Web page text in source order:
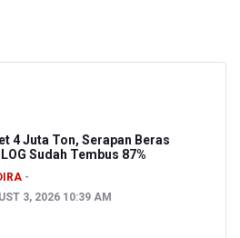
4 Juta Ton, Serapan Beras
Sudah Tembus 87%
3, 2026 10:39 AM